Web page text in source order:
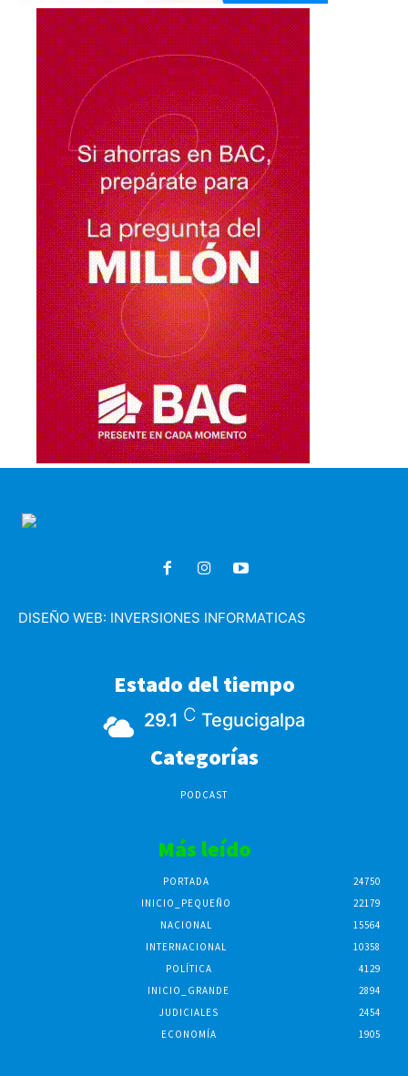
DISEÑO WEB: INVERSIONES INFORMATICAS
Estado del tiempo
29.1 C Tegucigalpa
Categorías
PODCAST
Más leído
PORTADA
24750
INICIO_PEQUEÑO
22179
NACIONAL
15564
INTERNACIONAL
10358
POLÍTICA
4129
INICIO_GRANDE
2894
JUDICIALES
2454
ECONOMÍA
1905